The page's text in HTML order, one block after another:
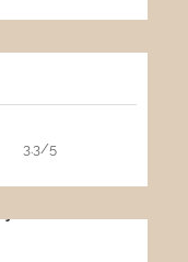
3.3/5